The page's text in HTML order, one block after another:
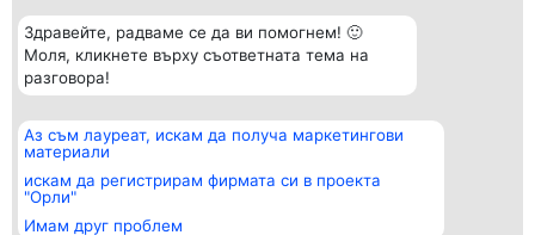
Здравейте, радваме се да ви помогнем! 🙂
Моля, кликнете върху съответната тема на
разговора!
Аз съм лауреат, искам да получа маркетингови
материали
искам да регистрирам фирмата си в проекта
"Орли"
Имам друг проблем
Организатор на
класиране
BulevardulAleea Timișul De
Sus Nr. 2, Bl. A30, Sc. A, Et.
4, Ap. 13
Класация
всички
Контакти